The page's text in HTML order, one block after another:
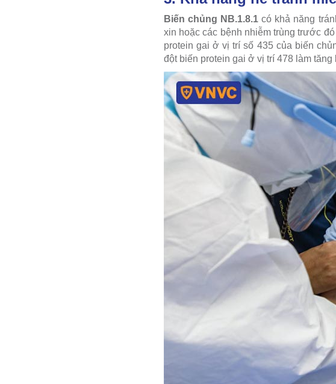
Biến chủng NB.1.8.1 có khả năng
xin hoặc các bệnh nhiễm trùng trước
protein gai ở vị trí số 435 của biến
đột biến protein gai ở vị trí 478 làm tăng